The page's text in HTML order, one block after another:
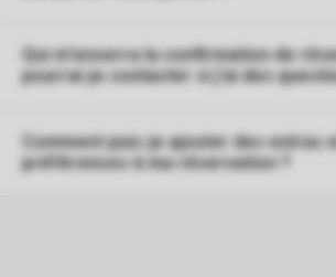
Qui m'enverra la confirmation de
pourrai-je contacter si j'ai des
Comment puis-je ajouter des extras
préférences à ma réservation ?